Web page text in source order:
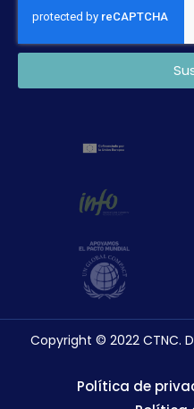
Copyright © 2022 CTNC.
Política de